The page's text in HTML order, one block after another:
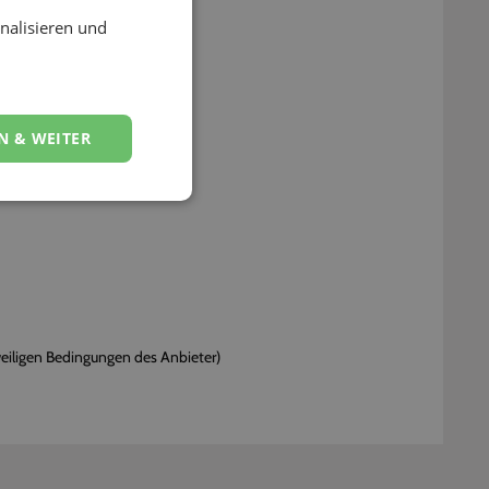
Bedingungen des Anbieter)
und
& WEITER